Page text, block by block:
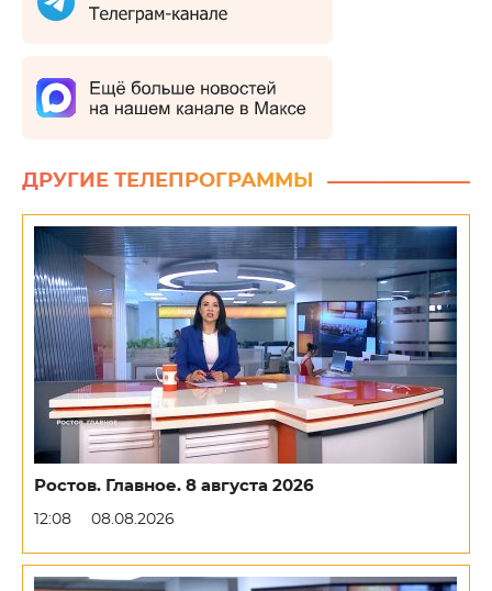
ДРУГИЕ ТЕЛЕПРОГРАММЫ
Ростов. Главное. 8 августа 2026
12:08 08.08.2026